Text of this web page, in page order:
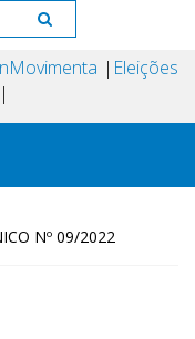
Movimenta Eleições
Nº 09/2022